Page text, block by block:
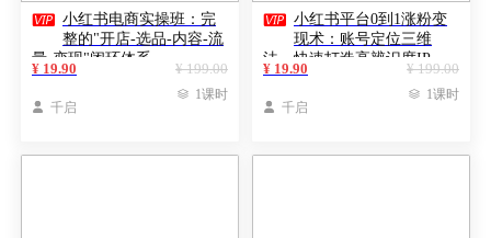
 小红书电商实操班：完
整的"开店-选品-内容-流
量-变现"闭环体系
¥ 199.00
¥ 19.90
 千启
 1课时
 小红书平台0到1涨粉变
现术：账号定位三维
法，快速打造高辨识度IP
¥ 199.00
¥ 19.90
 千启
 1课时